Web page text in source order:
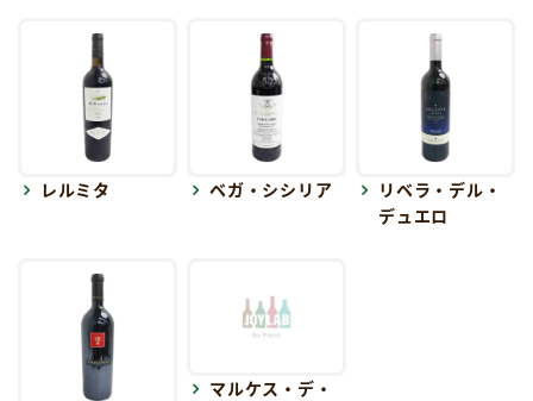
レルミタ ベガ・シシリア
リベラ・デル・
デュエロ
マルケス・デ・